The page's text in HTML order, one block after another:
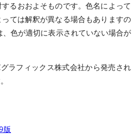
るおおよそものです。色名によって
ては解釈が異なる場合もありますの
色が適切に表示されていない場合が
ラフィックス株式会社から発売され
版